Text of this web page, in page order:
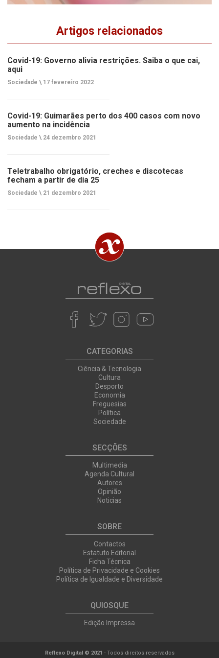
Artigos relacionados
Covid-19: Governo alivia restrições. Saiba o que cai,
aqui
Sociedade \ 17 fevereiro 2022
Covid-19: Guimarães perto dos 400 casos com novo
aumento na incidência
Sociedade \ 24 dezembro 2021
Teletrabalho obrigatório, creches e discotecas
fecham a partir de dia 25
Sociedade \ 21 dezembro 2021
CATEGORIAS
Ciência & Tecnologia
Cultura
Desporto
Economia
Freguesias
Política
Sociedade
SECÇÕES
Multimedia
Agenda Cultural
Autores
Opinião
Noticias
SOBRE
Contactos
Estatuto Editorial
Ficha Técnica
Política de Privacidade e Cookies
Política de Igualdade e Diversidade
QUIOSQUE
Edição Impressa
Reflexo Digital © 2021 - Todos direitos reservados